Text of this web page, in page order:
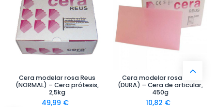
Cera modelar rosa Reus
(NORMAL) – Cera prótesis,
2,5kg
49,99 €
Cera modelar rosa Reus
(DURA) – Cera de articular,
450g
10,82 €